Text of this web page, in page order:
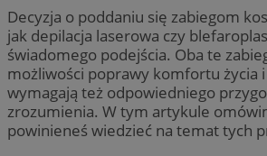
Decyzja o poddaniu się zabiegom
jak depilacja laserowa czy
świadomego podejścia. Oba te
możliwości poprawy komfortu życia
wymagają też odpowiedniego
zrozumienia. W tym artykule
powinieneś wiedzieć na temat tych